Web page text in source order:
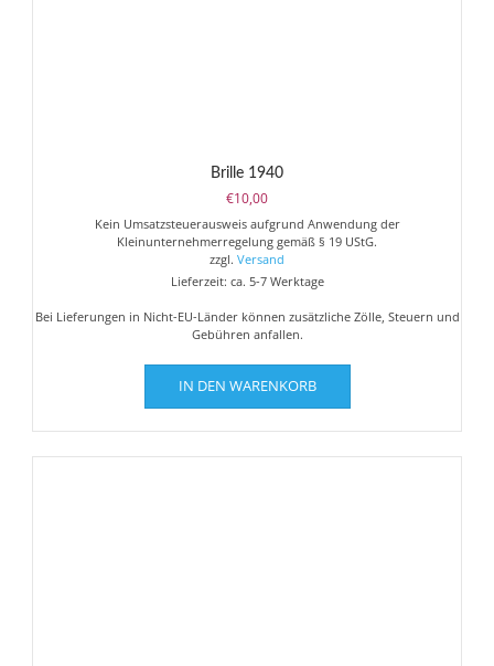
Brille 1940
€10,00
Kein Umsatzsteuerausweis aufgrund Anwendung der
Kleinunternehmerregelung gemäß § 19 UStG.
zzgl. Versand
Lieferzeit: ca. 5-7 Werktage
Bei Lieferungen in Nicht-EU-Länder können zusätzliche Zölle, Steuern und
Gebühren anfallen.
IN DEN WARENKORB